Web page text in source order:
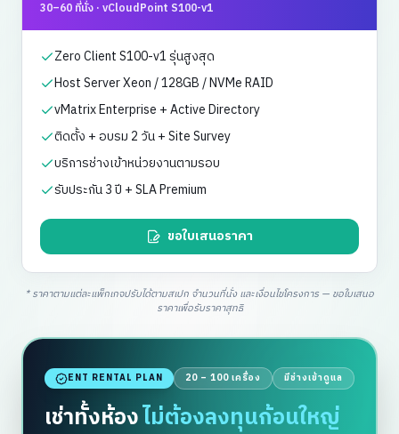
30–60 ที่นั่ง · vCloudPoint S100-v1
Zero Client S100-v1 รุ่นสูงสุด
Host Server Xeon / 128GB / NVMe RAID
vMatrix Enterprise + Active Directory
ติดตั้ง + อบรม 2 วัน + Site Survey
บริการช่างเข้าหน่วยงานตามรอบ
รับประกัน 3 ปี + SLA Premium
ขอใบเสนอราคา
* ราคาตามแต่ละแพ็กเกจปรับได้ตามสเปก จำนวนที่นั่ง และเงื่อนไขโครงการ — ขอใบเสนอ
ราคาเพื่อรับราคาสุทธิ
ENT RENTAL PLAN 20 – 100 เครื่อง มีช่างเข้าดูแล
เช่าทั้งห้อง ไม่ต้องลงทุนก้อนใหญ่